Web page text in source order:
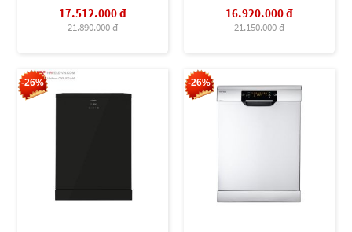
17.512.000 đ
21.890.000 đ
16.920.000 đ
21.150.000 đ
-26% -26%